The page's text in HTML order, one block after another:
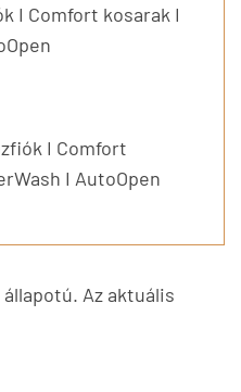
I Comfort kosarak I
I Comfort
I AutoOpen
Az aktuális